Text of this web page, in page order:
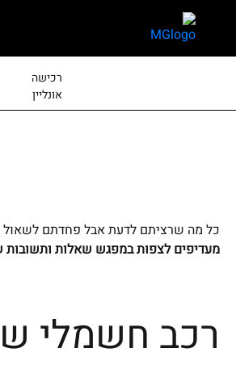
רכישה
אונליין
כל מה שרציתם לדעת אבל פחדתם לשאול
מעדיפים לצפות במפגש שאלות ותשובות
רכב חשמלי